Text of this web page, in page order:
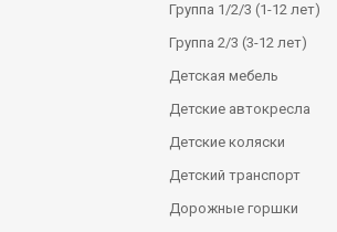
Группа 1/2/3 (1-12 лет)
Группа 2/3 (3-12 лет)
Детская мебель
Детские автокресла
Детские коляски
Детский транспорт
Дорожные горшки